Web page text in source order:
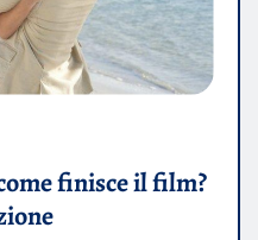
finisce il film?